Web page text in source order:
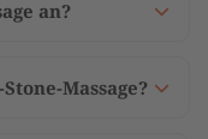
an?
Massage?